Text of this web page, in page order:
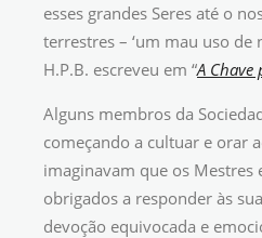
esses grandes Seres até o
terrestres – ‘um mau uso de
H.P.B. escreveu em “A Chave
Alguns membros da
começando a cultuar e orar
imaginavam que os Mestres
obrigados a responder às
devoção equivocada e